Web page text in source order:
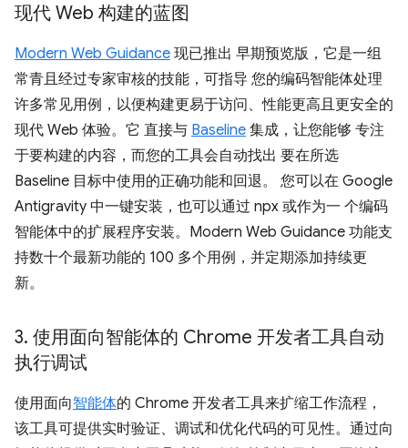
现代 Web 构建的蓝图
Modern Web Guidance 现已推出 早期预览版，它是一组
常青且经过专家审核的技能，可指导 您的编码智能体处理
许多常见用例，以便构建更易于访问、性能更高且更安全的
现代 Web 体验。它 直接与 Baseline 集成，让您能够 专注
于要构建的内容，而您的工具会自动找出 要在所选
Baseline 目标中使用的正确功能和回退。 您可以在 Google
Antigravity 中一键安装，也可以通过 npx 或作为一 个编码
智能体中的扩展程序安装。Modern Web Guidance 功能支
持数十个最新功能的 100 多个用例，并定期添加持续更
新。
3. 使用面向智能体的 Chrome 开发者工具自动
执行调试
使用面向智能体的 Chrome 开发者工具来扩缩工作流程，
该工具可提供实时验证、调试和优化代码的可见性。通过向